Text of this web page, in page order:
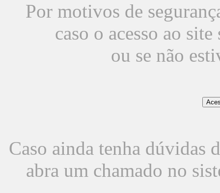
Por motivos de
caso o acesso ao
ou se não
Caso ainda tenha dúvidas
abra um chamado no